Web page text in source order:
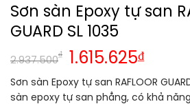
Sơn sàn Epoxy tự san
GUARD SL 1035
2.937.500
₫ 1.615.625₫
Sơn sàn Epoxy tự san RAFLOOR
sàn epoxy tự san phẳng, có khả